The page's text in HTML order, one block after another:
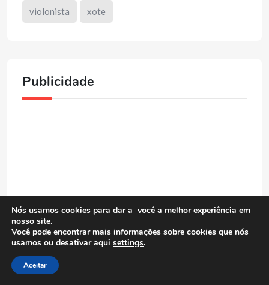
violonista xote
Publicidade
Nós usamos cookies para dar a você a melhor experiência em
nosso site.
Você pode encontrar mais informações sobre cookies que nós
usamos ou desativar aqui settings.
Aceitar